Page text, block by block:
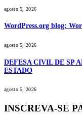
agosto 5, 2026
WordPress.org blog:
agosto 5, 2026
DEFESA CIVIL DE SP
ESTADO
agosto 5, 2026
INSCREVA-SE